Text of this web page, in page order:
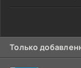
Только